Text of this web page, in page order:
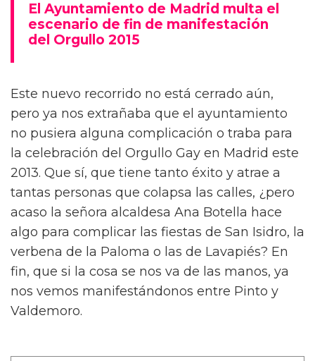
El Ayuntamiento de Madrid multa el
escenario de fin de manifestación
del Orgullo 2015
Este nuevo recorrido no está cerrado aún,
pero ya nos extrañaba que el ayuntamiento
no pusiera alguna complicación o traba para
la celebración del Orgullo Gay en Madrid este
2013. Que sí, que tiene tanto éxito y atrae a
tantas personas que colapsa las calles, ¿pero
acaso la señora alcaldesa Ana Botella hace
algo para complicar las fiestas de San Isidro, la
verbena de la Paloma o las de Lavapiés? En
fin, que si la cosa se nos va de las manos, ya
nos vemos manifestándonos entre Pinto y
Valdemoro.